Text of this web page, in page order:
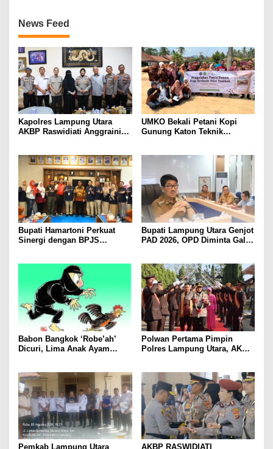
News Feed
Kapolres Lampung Utara
AKBP Raswidiati Anggraini
Perkuat Kamtibmas
UMKO Bekali Petani Kopi
Gunung Katon Teknik
Bupati Hamartoni Perkuat
Sinergi dengan BPJS
Bupati Lampung Utara Genjot
PAD 2026, OPD Diminta Gali
Babon Bangkok ‘Robe’ah’
Dicuri, Lima Anak Ayam
Polwan Pertama Pimpin
Polres Lampung Utara, AKBP
Pemkab Lampung Utara AKBP RASWIDIATI